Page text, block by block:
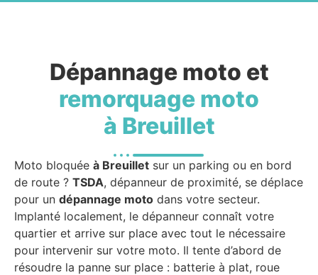
Dépannage moto et
remorquage moto
à Breuillet
Moto bloquée à Breuillet sur un parking ou en bord
de route ? TSDA, dépanneur de proximité, se déplace
pour un dépannage moto dans votre secteur.
Implanté localement, le dépanneur connaît votre
quartier et arrive sur place avec tout le nécessaire
pour intervenir sur votre moto. Il tente d’abord de
résoudre la panne sur place : batterie à plat, roue